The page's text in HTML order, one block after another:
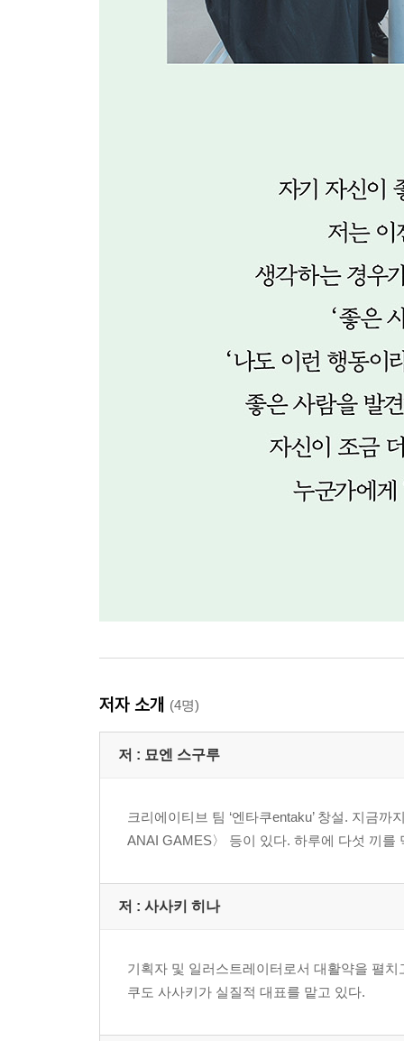
저자 소개 (4명)
저 : 묘엔 스구루
크리에이티브 팀 ‘엔타쿠entaku’ 창설. 지금
ANAI GAMES〉 등이 있다. 하루에 다섯 끼를
저 : 사사키 히나
기획자 및 일러스트레이터로서 대활약을 펼
쿠도 사사키가 실질적 대표를 맡고 있다.